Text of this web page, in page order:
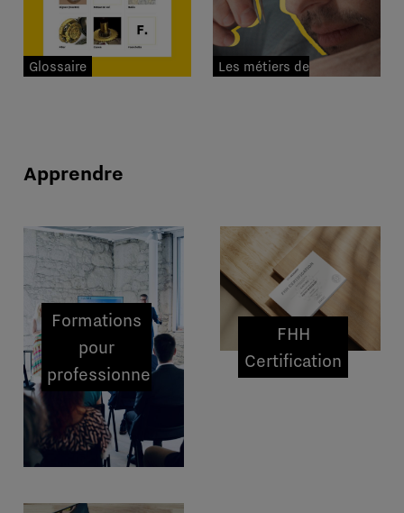
Glossaire
Les métiers de
Apprendre
Formations
pour
professionnels
FHH
Certification